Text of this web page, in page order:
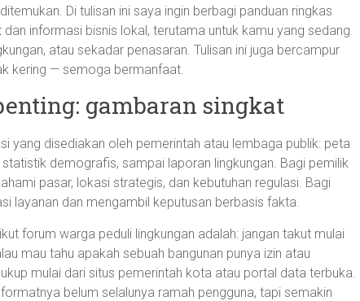
Di tulisan ini saya ingin berbagi panduan ringkas
informasi bisnis lokal, terutama untuk kamu yang sedang
atau sekadar penasaran. Tulisan ini juga bercampur
kering — semoga bermanfaat.
gambaran singkat
yang disediakan oleh pemerintah atau lembaga publik: peta
demografis, sampai laporan lingkungan. Bagi pemilik
pasar, lokasi strategis, dan kebutuhan regulasi. Bagi
layanan dan mengambil keputusan berbasis fakta.
forum warga peduli lingkungan adalah: jangan takut mulai
mau tahu apakah sebuah bangunan punya izin atau
mulai dari situs pemerintah kota atau portal data terbuka.
belum selalunya ramah pengguna, tapi semakin